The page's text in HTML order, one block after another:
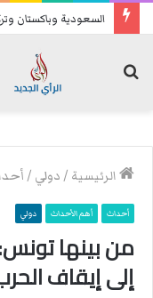
السعودية وباكستان
الرئيسية /دولي /
أحداث أهم الأحداث دولي
من بينها
إلى إيقاف